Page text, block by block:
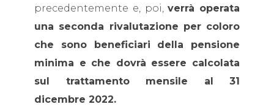
precedentemente e, poi,verrà operata
una seconda rivalutazione per coloro
che sono beneficiari della pensione
minima e che dovrà essere calcolata
sul trattamento mensile al 31
dicembre 2022.